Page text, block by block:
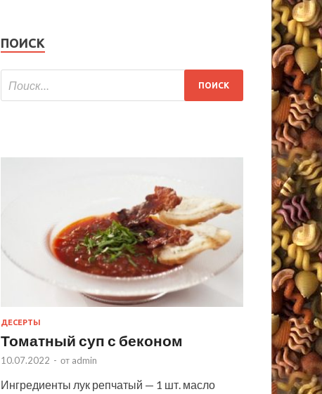
ПОИСК
ДЕСЕРТЫ
Томатный суп с беконом
10.07.2022 - от admin
Ингредиенты лук репчатый — 1 шт. масло